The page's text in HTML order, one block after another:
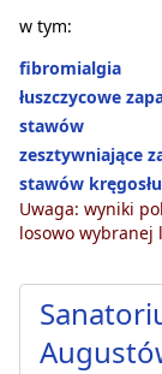
w tym:
fibromialgia
łuszczycowe
stawów
zesztywniające
stawów
Uwaga: wyniki
losowo wybranej